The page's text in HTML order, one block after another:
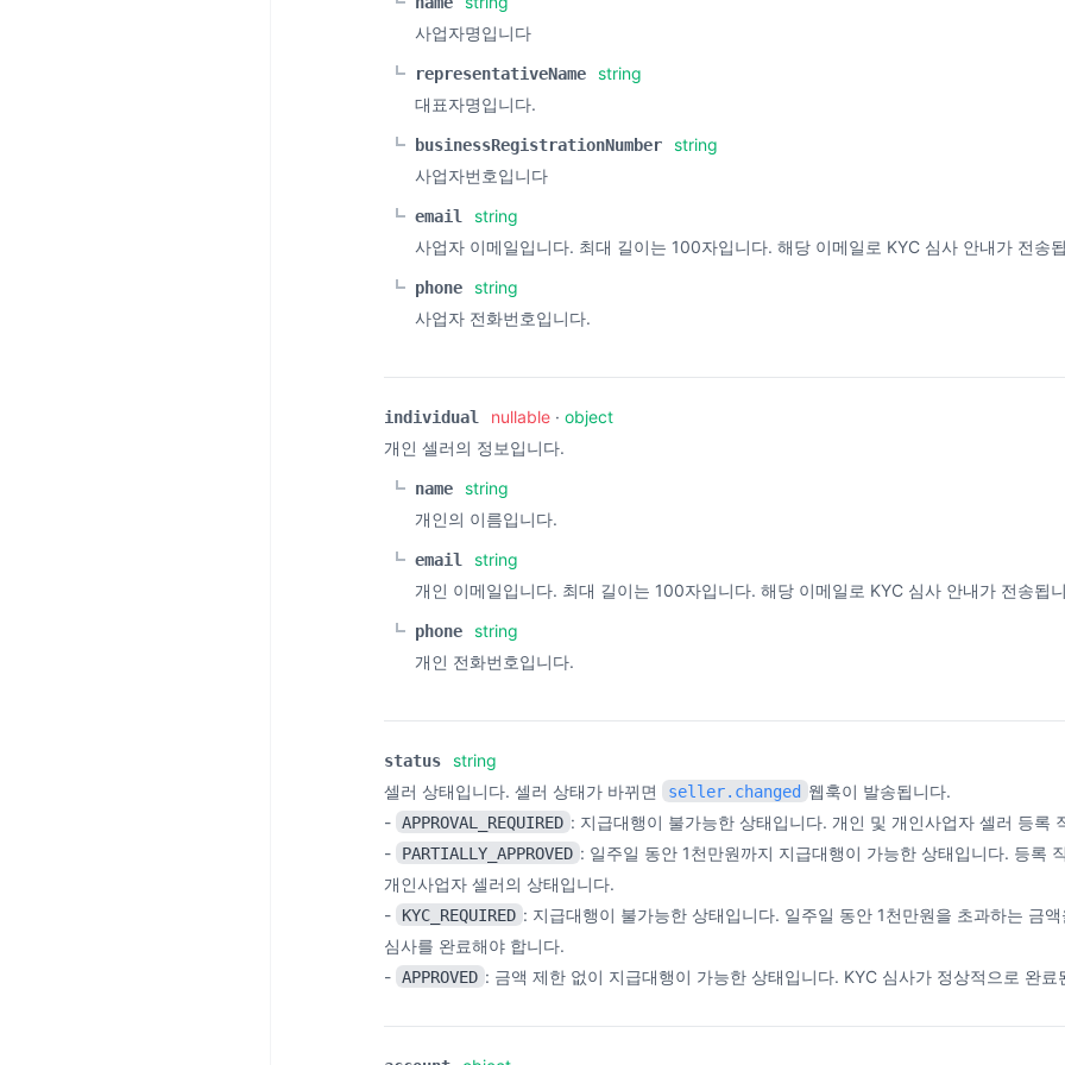
사업자명입니다
representativeName
string
대표자명입니다.
businessRegistrationNumber
string
사업자번호입니다
email
string
사업자 이메일입니다. 최대 길이는 100자입니다. 해당 이메일로 KYC 심사 안내가 전송
phone
string
사업자 전화번호입니다.
individual nullable· object
개인 셀러의 정보입니다.
name
string
개인의 이름입니다.
email
string
개인 이메일입니다. 최대 길이는 100자입니다. 해당 이메일로 KYC 심사 안내가 전송됩
phone
string
개인 전화번호입니다.
status
string
셀러 상태입니다. 셀러 상태가 바뀌면
seller.changed 웹훅이 발송됩니다.
- APPROVAL_REQUIRED : 지급대행이 불가능한 상태입니다. 개인 및 개인사업자 셀러 등록
-
PARTIALLY_APPROVED : 일주일 동안 1천만원까지 지급대행이 가능한 상태입니다. 등록
개인사업자 셀러의 상태입니다.
-
KYC_REQUIRED : 지급대행이 불가능한 상태입니다. 일주일 동안 1천만원을 초과하는 금
심사를 완료해야 합니다.
- APPROVED : 금액 제한 없이 지급대행이 가능한 상태입니다. KYC 심사가 정상적으로 완